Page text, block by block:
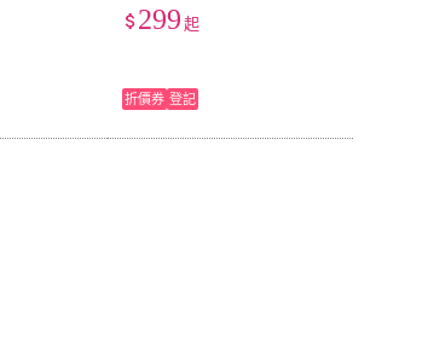
ACE傲妃】 Coralhaze 鎖水
光彩唇釉 晨露水光唇釉
299 起
折價券 登記